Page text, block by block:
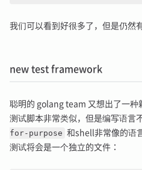
我们可以看到好很多了，但是仍然
new test framework
聪明的 golang team 又想出了一种
测试脚本非常类似，但是编写语言
for-purpose 和shell非常像的语
测试将会是一个独立的文件：